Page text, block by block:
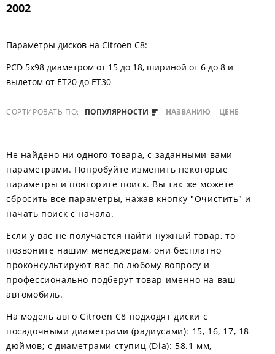
2002
Параметры дисков на Citroen C8:
PCD 5x98 диаметром от 15 до 18, шириной от 6 до 8 и
вылетом от ET20 до ET30
СОРТИРОВАТЬ ПО: ПОПУЛЯРНОСТИ НАЗВАНИЮ ЦЕНЕ
Не найдено ни одного товара, с заданными вами
параметрами. Попробуйте изменить некоторые
параметры и повторите поиск. Вы так же можете
сбросить все параметры, нажав кнопку "Очистить" и
начать поиск с начала.
Если у вас не получается найти нужный товар, то
позвоните нашим менеджерам, они бесплатно
проконсультируют вас по любому вопросу и
профессионально подберут товар именно на ваш
автомобиль.
На модель авто Citroen C8 подходят диски с
посадочными диаметрами (радиусами): 15, 16, 17, 18
дюймов; с диаметрами ступиц (Dia): 58.1 мм,